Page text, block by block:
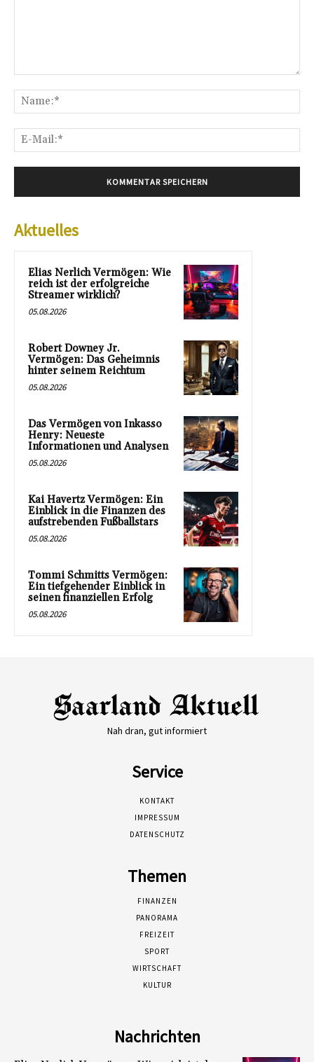
Aktuelles
Elias Nerlich Vermögen: Wie
reich ist der erfolgreiche
Streamer wirklich?
05.08.2026
Robert Downey Jr.
Vermögen: Das Geheimnis
hinter seinem Reichtum
05.08.2026
Das Vermögen von Inkasso
Henry: Neueste
Informationen und Analysen
05.08.2026
Kai Havertz Vermögen: Ein
Einblick in die Finanzen des
aufstrebenden Fußballstars
05.08.2026
Tommi Schmitts Vermögen:
Ein tiefgehender Einblick in
seinen finanziellen Erfolg
05.08.2026
Nah dran, gut informiert
Service
KONTAKT
IMPRESSUM
DATENSCHUTZ
Themen
FINANZEN
PANORAMA
FREIZEIT
SPORT
WIRTSCHAFT
KULTUR
Nachrichten